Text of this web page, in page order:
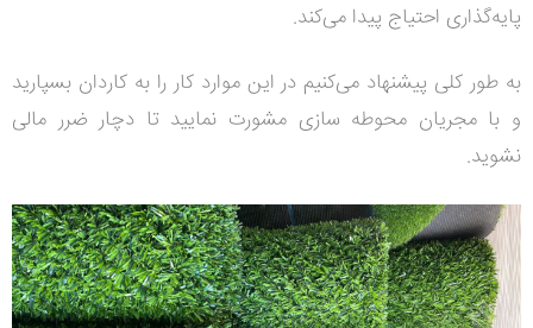
پایه‌گذاری احتیاج پیدا می‌کند.
به طور کلی پیشنهاد می‌کنیم در این موارد کار را به کاردان بسپارید
و با مجریان محوطه سازی مشورت نمایید تا دچار ضرر مالی
نشوید.